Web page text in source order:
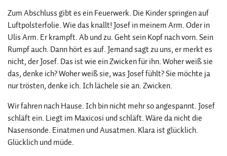
Zum Abschluss gibt es ein Feuerwerk. Die Kinder springen auf
Luftpolsterfolie. Wie das knallt! Josef in meinem Arm. Oder in
Ulis Arm. Er krampft. Ab und zu. Geht sein Kopf nach vorn. Sein
Rumpf auch. Dann hört es auf. Jemand sagt zu uns, er merkt es
nicht, der Josef. Das ist wie ein Zwicken für ihn. Woher weiß sie
das, denke ich? Woher weiß sie, was Josef fühlt? Sie möchte ja
nur trösten, denke ich. Ich lächele sie an. Zwicken.
Wir fahren nach Hause. Ich bin nicht mehr so angespannt. Josef
schläft ein. Liegt im Maxicosi und schläft. Wäre da nicht die
Nasensonde. Einatmen und Ausatmen. Klara ist glücklich.
Glücklich und müde.